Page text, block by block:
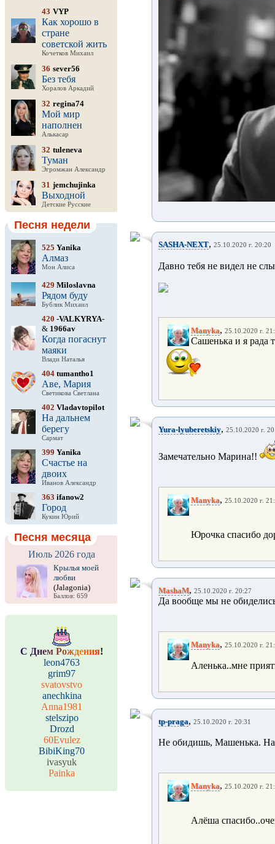
43 VYP
Как хорошо в
стране
советской жить
Кочетков Михаил
36 sever56
Без тебя
Хоралов Аркадий
32 regina74
Мой мир
наполнен
Алькасар
32 tuleneva
Туман
Эгромжан Александр
31 jemchujinka
Выходной
Детские Русские
Песня недели
525 Yanika
Алмаз
Мон Алиса
429 Miloslavna
Рядом буду
Бублик Михаил
420 -VALKYRYA-
& 1966av
Когда погаснут
маяки
Влади Наталья
404 tumantho1
Аве, Мария
Светикова Светлана
402 Vladavtopilot
На дальнем
берегу
Сармат
399 Yanika
Счастье на
двоих
Иванов Александр
363 ifanow2
Город
Кукин Юрий
Песня месяца
Июль 2026 года
Крылья моей
любви
(Jalagonia)
Баллов: 659
С Днем Рождения!
leon4763
grim97
svatovstvo
anechkina
Anna1981
stelszipo
Drozd
60Evulez
BibiKing70
ivasyuk
Painka
SASHA-NEXT, 25.10.2020 г. 20:20
Давно тебя не видел не
Manyka, 25.10.2020 г.
Сашенька и я рада
Yura-lyuberetskiy, 25.10.2020 г.
Замечательно Марина!!
Manyka, 25.10.2020 г.
Юрочка спасибо
MashaM, 25.10.2020 г. 20:27
Да вообще мы не
Manyka, 25.10.2020 г.
Аленька..мне
tp-praga, 25.10.2020 г. 20:31
Не обидишь, Машенька.
Manyka, 25.10.2020 г.
Алёша